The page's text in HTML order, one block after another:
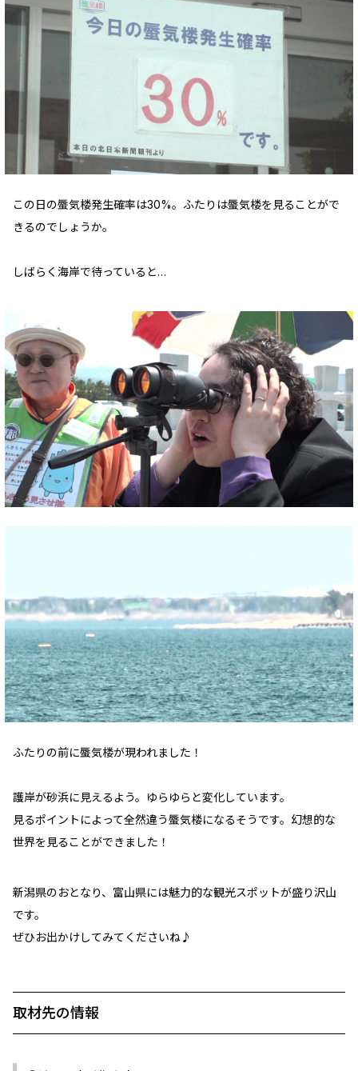
この日の蜃気楼発生確率は30%。ふたりは蜃気楼を見ることがで
きるのでしょうか。
しばらく海岸で待っていると…
ふたりの前に蜃気楼が現われました！
護岸が砂浜に見えるよう。ゆらゆらと変化しています。
見るポイントによって全然違う蜃気楼になるそうです。幻想的な
世界を見ることができました！
新潟県のおとなり、富山県には魅力的な観光スポットが盛り沢山
です。
ぜひお出かけしてみてくださいね♪
取材先の情報